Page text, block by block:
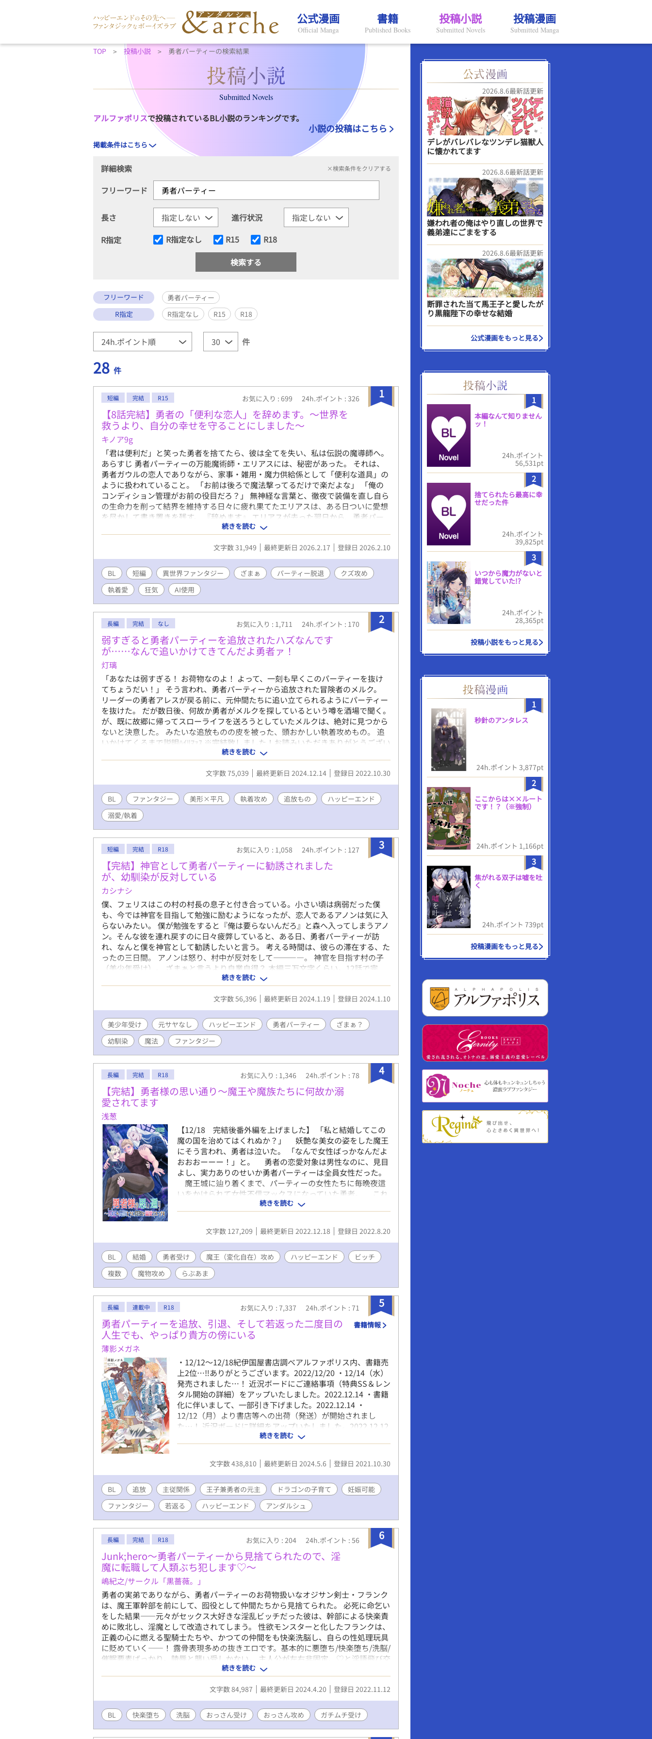
公式漫画
Official Manga
書籍
Published Books
投稿小説
Submitted Novels
投稿漫画
Submitted Manga
TOP 投稿小説 勇者パーティーの検索結果
Submitted Novels
アルファポリスで投稿されているBL小説のランキングです。
小説の投稿はこちら
掲載条件はこちら
詳細検索 ×検索条件をクリアする
フリーワード
長さ
進行状況
R指定
R指定なし R15 R18
フリーワード
勇者パーティー
R指定
R指定なし R15 R18
件
28 件
1
短編 完結 R15 お気に入り : 699 24h.ポイント : 326
【8話完結】勇者の「便利な恋人」を辞めます。～世界を
救うより、自分の幸せを守ることにしました～
キノア9g
「君は便利だ」と笑った勇者を捨てたら、彼は全てを失い、私は伝説の魔導師へ。
あらすじ 勇者パーティーの万能魔術師・エリアスには、秘密があった。 それは、
勇者ガウルの恋人でありながら、家事・雑用・魔力供給係として「便利な道具」の
ように扱われていること。 「お前は後ろで魔法撃ってるだけで楽だよな」 「俺の
コンディション管理がお前の役目だろ？」 無神経な言葉と、徹夜で装備を直し自ら
の生命力を削って結界を維持する日々に疲れ果てたエリアスは、ある日ついに愛想
を尽かして書き置きを残す。 『辞めます』 エリアスが去った翌日から、勇者パー
ティーは地獄に落ちた。 不味い飯、腐るアイテム、機能しない防御。 一方、エリ
アスは隣国の公爵に見初められ、国宝級の魔導師として華麗に転身し、正当な評価
と敬意を与えられていた。 これは、自分の価値に気づいた受けが幸せになり、全て
を失った攻めがプライドも聖剣も捨てて「狂犬」のような執着を見せるまでの、再
構築の物語。 【勇者×魔導師／クズ勇者の転落劇】 ※攻めへのざまぁ要素（曇ら
せ）がメインの作品です。 ※糖度低め／精神的充足度高め ※最後の最後に、攻め
は受けの忠実な「番犬」になります。 全8話。
続きを読む
文字数 31,949 最終更新日 2026.2.17 登録日 2026.2.10
BL 短編 異世界ファンタジー ざまぁ パーティー脱退
クズ攻め
執着愛
狂気 AI使用
2
長編 完結 なし お気に入り : 1,711 24h.ポイント : 170
弱すぎると勇者パーティーを追放されたハズなんです
が……なんで追いかけてきてんだよ勇者ァ！
灯璃
「あなたは弱すぎる！ お荷物なのよ！ よって、一刻も早くこのパーティーを抜け
てちょうだい！」 そう言われ、勇者パーティーから追放された冒険者のメルク。
リーダーの勇者アレスが戻る前に、元仲間たちに追い立てられるようにパーティー
を抜けた。 だが数日後、何故か勇者がメルクを探しているという噂を酒場で聞く。
が、既に故郷に帰ってスローライフを送ろうとしていたメルクは、絶対に見つから
ないと決意した。 みたいな追放ものの皮を被った、頭おかしい執着攻めもの。 追
いかけてくるまで説明ﾊｲﾘﾏｧｽ ※完結致しました！お読みいただきありがとうござい
ました！ シレッとBL大賞に応募していました！良ければ投票よろしくおねがいし
ます！
続きを読む
文字数 75,039 最終更新日 2024.12.14 登録日 2022.10.30
BL ファンタジー 美形×平凡 執着攻め 追放もの
ハッピーエンド
溺愛/執着
3
短編 完結 R18 お気に入り : 1,058 24h.ポイント : 127
【完結】神官として勇者パーティーに勧誘されました
が、幼馴染が反対している
カシナシ
僕、フェリスはこの村の村長の息子と付き合っている。小さい頃は病弱だった僕
も、今では神官を目指して勉強に励むようになったが、恋人であるアノンは気に入
らないみたい。 僕が勉強をすると『俺は要らないんだろ』と森へ入ってしまうアノ
ン。そんな彼を連れ戻すのに日々疲弊していると、ある日、勇者パーティーが訪
れ、なんと僕を神官として勧誘したいと言う。 考える時間は、彼らの滞在する、た
ったの三日間。 アノンは怒り、村中が反対をして――――。 神官を目指す村の子
（美少年受け）。 ざまぁと言うより自業自得？ 本編三万文字くらい。12話で完
結。 番外編二万文字くらい。だいぶコメディ寄り。 サクッとお読みいただけると
思います。 ※女性向けHotランキング最高17位、いただきました！本作を読んで頂
続きを読む
文字数 56,396 最終更新日 2024.1.19 登録日 2024.1.10
美少年受け 元サヤなし ハッピーエンド 勇者パーティー
ざまぁ？
幼馴染
魔法 ファンタジー
4
長編 完結 R18 お気に入り : 1,346 24h.ポイント : 78
【完結】勇者様の思い通り～魔王や魔族たちに何故か溺
愛されてます
浅葱
【12/18 完結後番外編を上げました】 「私と結婚してこの
魔の国を治めてはくれぬか？」 妖艶な美女の姿をした魔王
にそう言われ、勇者は泣いた。 「なんで女性ばっかなんだよ
おおおーーー！」と。 勇者の恋愛対象は男性なのに、見目
よし、実力ありのせいか勇者パーティーは全員女性だった。
魔王城に辿り着くまで、パーティーの女性たちに毎晩夜這
いをかけられて女性不信マックスになっていた勇者。 これ
はもう魔王に殺してもらうしかないとまで思いつめて魔王城
に着いたら、魔王まで女性でしかも勇者に求婚してくる始
末。 勇者は絶望したが、魔王の元の姿は男性型で、しかも
変化が得意と知って？ 元の姿は背が低めの少年魔王（変化
どムキムキマッチョな童貞処女ビッチ勇者。 魔族や魔物は
強い者が好きで、その者に従う傾向がある。勇者は妄想をこ
じらせ過ぎていろんな男性に愛されたいと強く願っていたか
ら、魔王、魔族、魔物にめちゃくちゃ愛されるようになる。
超テンプレ。誰もが書いてる設定での安定のハッピーエン
ドです。 魔王とのらぶえち（変化あり）あり、魔族や魔物
とのらぶえちもあり。小スカとか二輪挿しもあるし、ありえ
ないところからの出産もあるよ（ぉぃ 公開セッ／総受け／巨
根攻め／結腸責め／複数攻め／尿道責め／小スカ／拡張／二
がされる描写もあります。そちらには注意書きを改めて入れ
ます～ 9/2 表紙のイラストはNEOZONE様に描いていただき
ました！ 魔王（エリーアス）と勇者（クルト）と侍従長
（イオール）です！ 美麗イラストめちゃくちゃ嬉しいで
す！！ 12/1 fujossyの「第三回 fujossy小説大賞」に参加し
ます！ 修正更新していきますのでよろしくー
https://fujossy.jp/books/25823
続きを読む
文字数 127,209 最終更新日 2022.12.18 登録日 2022.8.20
BL 結婚 勇者受け 魔王（変化自在）攻め ハッピーエンド
ビッチ
複数
魔物攻め らぶあま
5
長編 連載中 R18 お気に入り : 7,337 24h.ポイント : 71
勇者パーティーを追放、引退、そして若返った二度目の
人生でも、やっぱり貴方の傍にいる
薄影メガネ
書籍情報
・12/12～12/18紀伊国屋書店調べアルファポリス内、書籍売
上2位…‼ありがとうございます。2022/12/20 ・12/14（水）
発売されました…！ 近況ボードにご連絡事項（特典SS＆レン
タル開始の詳細）をアップいたしました。2022.12.14 ・書籍
化に伴いまして、一部引き下げました。2022.12.14 ・
12/12（月）より書店等への出荷（発送）が開始されまし
た…！ 近況ボードに詳細をアップいたしました。2022.12.12
・第9回ＢＬ大賞、ファンタジーＢＬ賞を受賞。2021.12.24
・アルファポリスさまのレーベル「アンダルシュ」HPに出荷
予定日が公開されました…！2022.11.22 【出荷予定「12月12
日頃」】となります。 ◎出荷（発送）となりますので地域や
シュHPはこちら↓ https://andarche.alphapolis.co.jp/ ーー
ーーーーーーーーーーーーーーーーーーーーーーーーー 産ま
れたときより仕えてきた王子兼勇者のラーティに、老いを理
由にパーティーを追放されたルーカス・フォリン。 絶望した
ルーカスは、前回魔王が君臨していた火山の噴火口から身投
げする──が、そこはマグマではなく、世界のどこかに存在
するという伝説の「若返りの泉」だった！ 見た目が十八歳く
らいまで若返ってしまったルーカスは、心は四十代の老兵の
まま冒険者を引退する。 そして一年後、 戦いから身を引い
て、町から離れた掘っ建て小屋にひっそりと暮らすルーカス
の元に、魔王を討伐し凱旋した元主人のラーティが訪れる。
若返ってしまったルーカスを見たラーティに、「──ルーカ
スの小屋にいる、お前は何者だ？」と問われ、更にはルーカ
スの居場所を聞かれてしまって！？ ＊主従関係が織り成すＢ
Ｌラブファンタジーです。
続きを読む
文字数 438,810 最終更新日 2024.5.6 登録日 2021.10.30
BL 追放 主従関係 王子兼勇者の元主 ドラゴンの子育て
妊娠可能
ファンタジー
若返る ハッピーエンド アンダルシュ
6
長編 完結 R18 お気に入り : 204 24h.ポイント : 56
Junk;hero〜勇者パーティーから見捨てられたので、淫
魔に転職して人類ぶち犯します♡〜
嶋紀之/サークル「黒薔薇。」
勇者の実弟でありながら、勇者パーティーのお荷物扱いなオジサン剣士・フランク
は、魔王軍幹部を前にして、囮役として仲間たちから見捨てられた。 必死に命乞い
をした結果――元々がセックス大好きな淫乱ビッチだった彼は、幹部による快楽責
めに敗北し、淫魔として改造されてしまう。 性欲モンスターと化したフランクは、
正義の心に燃える聖騎士たちや、かつての仲間をも快楽洗脳し、自らの性処理玩具
に貶めていく――！ 露骨表現多めの抜きエロです。基本的に悪堕ち/快楽堕ち/洗脳/
催眠要素ばっかり。陵辱と襲い受しかない。 主人公が左右非固定、♡と淫語飛び交
うハード系エロ、濁点喘ぎ、精飲/ぬるめの小スカ/軽度のチンカス描写注意。
※pixiv、ムーンライトノベルズにて先行掲載済みの作品です。完結済みのため、一
日一話ずつ毎日投稿していきます。 【主人公】 フランク…ヤリチンでビッチなゲ
イ。性格はお気楽な快楽主義者。クソ野郎。 【お相手一覧】 魔王軍幹部の高慢触
手男(リバ)/童貞な騎士団モブ兵士×主人公(襲い受)/主人公×ノンケ妻子持ち騎士団
長/高飛車青年魔導師×主人公/主人公の配下×ウブな生真面目ガチムチ神官(挿入無
し)/主人公×女好きクズな兄貴の勇者(本番行為は同人誌版に収録)
続きを読む
文字数 84,987 最終更新日 2024.4.20 登録日 2022.11.12
BL 快楽堕ち 洗脳 おっさん受け おっさん攻め ガチムチ受け
2026.8.6最新話更新
デレがバレバレなツンデレ猫獣人
に懐かれてます
2026.8.6最新話更新
嫌われ者の俺はやり直しの世界で
義弟達にごまをする
2026.8.6最新話更新
断罪された当て馬王子と愛したが
り黒龍陛下の幸せな結婚
公式漫画をもっと見る
1
本編なんて知りません
ッ！
24h.ポイント
56,531pt
2
捨てられたら最高に幸
せだった件
24h.ポイント
39,825pt
3
いつから魔力がないと
錯覚していた!?
24h.ポイント
28,365pt
投稿小説をもっと見る
1
秒針のアンタレス
24h.ポイント 3,877pt
2
ここからは××ルート
です！？（※強制）
24h.ポイント 1,166pt
3
焦がれる双子は嘘を吐
く
24h.ポイント 739pt
投稿漫画をもっと見る